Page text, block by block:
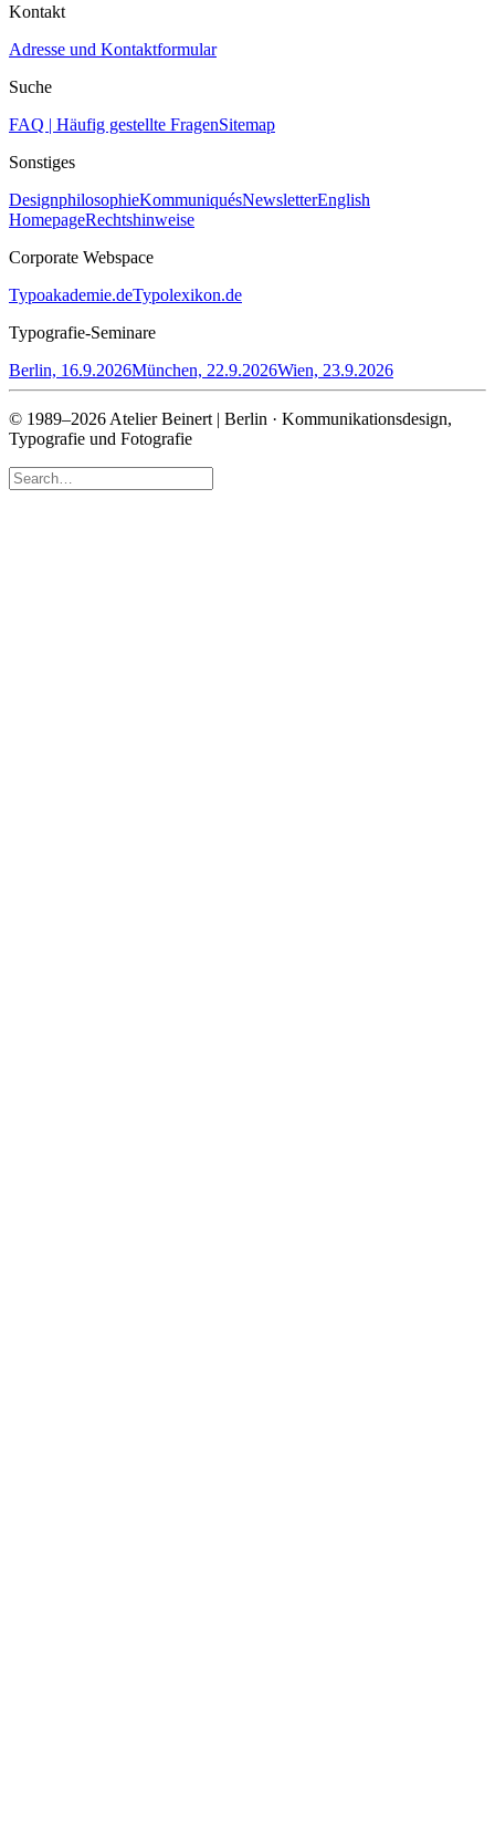
Kontakt
Adresse und Kontaktformular
Suche
FAQ | Häufig gestellte FragenSitemap
Sonstiges
DesignphilosophieKommuniquésNewsletterEnglish
HomepageRechtshinweise
Corporate Webspace
Typoakademie.deTypolexikon.de
Typografie-Seminare
Berlin, 16.9.2026München, 22.9.2026Wien, 23.9.2026
© 1989–2026 Atelier Beinert | Berlin · Kommunikationsdesign,
Typografie und Fotografie